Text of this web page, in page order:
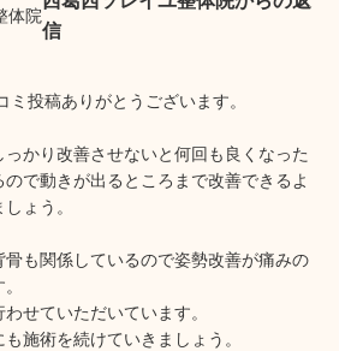
信
ミ投稿ありがとうございます。
かり改善させないと何回も良くなった
ので動きが出るところまで改善できるよ
ょう。
骨も関係しているので姿勢改善が痛みの
せていただいています。
施術を続けていきましょう。